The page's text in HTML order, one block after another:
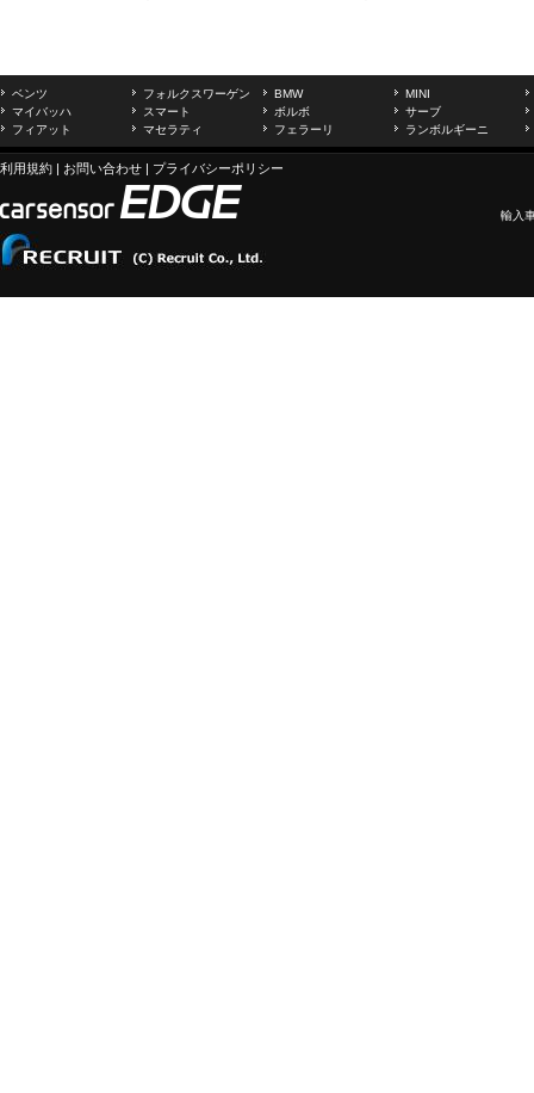
ベンツ フォルクスワーゲン BMW
MINI
マイバッハ
スマート ボルボ
サーブ
フィアット
マセラティ フェラーリ ランボルギーニ
利用規約 | お問い合わせ | プライバシーポリシー
輸入